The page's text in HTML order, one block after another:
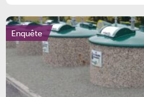
Enquête